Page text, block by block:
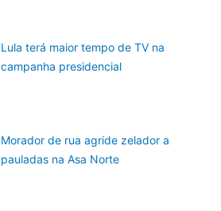
Lula terá maior tempo de TV na
campanha presidencial
Morador de rua agride zelador a
pauladas na Asa Norte